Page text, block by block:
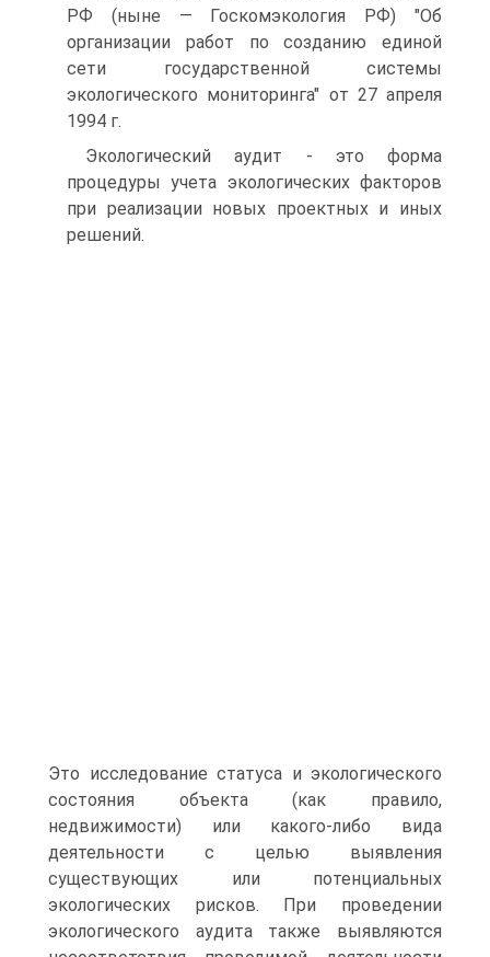
РФ (ныне — Госкомэкология РФ) "Об
организации работ по созданию единой
сети государственной системы
экологического мониторинга" от 27 апреля
1994 г.
Экологический аудит - это форма
процедуры учета экологических факторов
при реализации новых проектных и иных
решений.
Это исследование статуса и экологического
состояния объекта (как правило,
недвижимости) или какого-либо вида
деятельности с целью выявления
существующих или потенциальных
экологических рисков. При проведении
экологического аудита также выявляются